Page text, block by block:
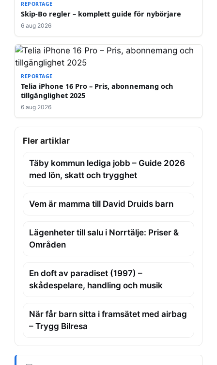
REPORTAGE
Skip-Bo regler – komplett guide för nybörjare
6 aug 2026
REPORTAGE
Telia iPhone 16 Pro – Pris, abonnemang och
tillgänglighet 2025
6 aug 2026
Fler artiklar
Täby kommun lediga jobb – Guide 2026
med lön, skatt och trygghet
Vem är mamma till David Druids barn
Lägenheter till salu i Norrtälje: Priser &
Områden
En doft av paradiset (1997) –
skådespelare, handling och musik
När får barn sitta i framsätet med airbag
– Trygg Bilresa